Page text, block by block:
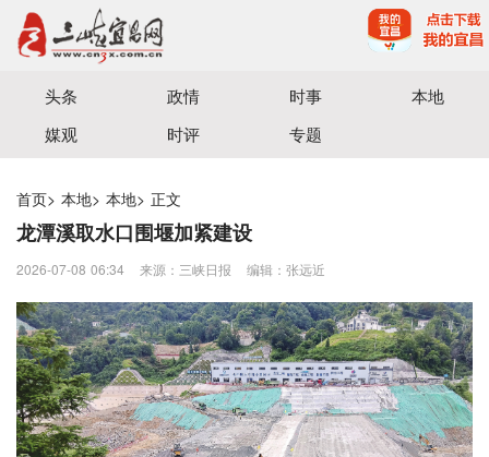
宜昌三峡融媒体中心主办
头条 政情 时事
本地
媒观
时评 专题
首页> 本地> 本地> 正文
龙潭溪取水口围堰加紧建设
2026-07-08 06:34 来源：三峡日报 编辑：张远近